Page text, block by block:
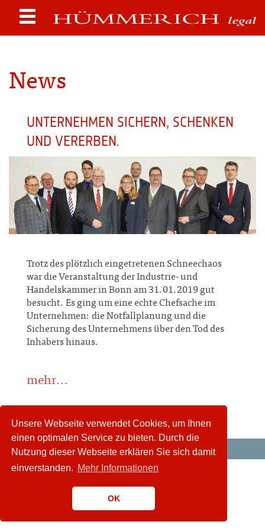
Unsere Webseite verwendet Cookies, um Ihnen
einen optimalen Service zu bieten. Durch die
Nutzung dieser Webseite erklären Sie sich damit
einverstanden. Mehr Informationen
OK
News
UNTERNEHMEN SICHERN, SCHENKEN
UND VERERBEN.
Trotz des plötzlich eingetretenen Schneechaos
war die Veranstaltung der Industrie- und
Handelskammer in Bonn am 31.01.2019 gut
besucht. Es ging um eine echte Chefsache im
Unternehmen: die Notfallplanung und die
Sicherung des Unternehmens über den Tod des
Inhabers hinaus.
mehr...